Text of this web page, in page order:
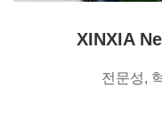
XINXIA
전문성,